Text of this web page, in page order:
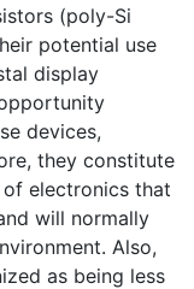
(poly-Si
potential use
display
devices,
they constitute
electronics that
will normally
Also,
as being less